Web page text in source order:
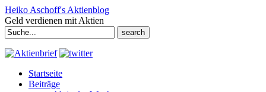
Heiko Aschoff's Aktienblog
Geld verdienen mit Aktien
Search
for:
Startseite
Beiträge